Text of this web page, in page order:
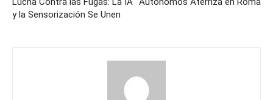
y la Sensorización Se Unen